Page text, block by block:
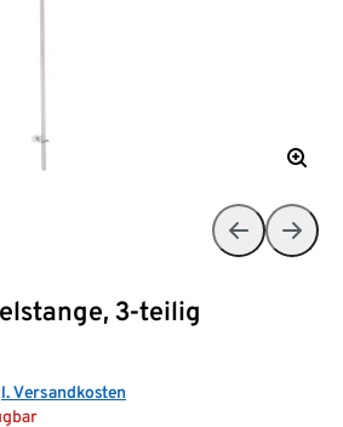
3-teilig
Versandkosten